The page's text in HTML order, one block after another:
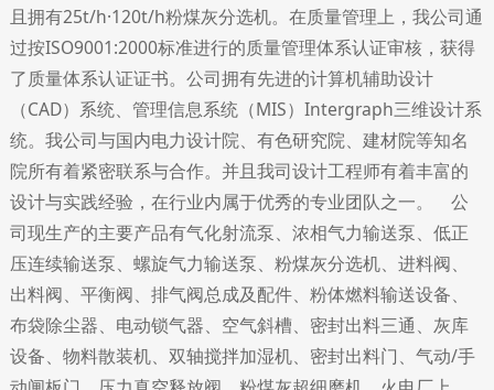
且拥有25t/h·120t/h粉煤灰分选机。在质量管理上，我公司通
过按ISO9001:2000标准进行的质量管理体系认证审核，获得
了质量体系认证证书。公司拥有先进的计算机辅助设计
（CAD）系统、管理信息系统（MIS）Intergraph三维设计系
统。我公司与国内电力设计院、有色研究院、建材院等知名
院所有着紧密联系与合作。并且我司设计工程师有着丰富的
设计与实践经验，在行业内属于优秀的专业团队之一。 公
司现生产的主要产品有气化射流泵、浓相气力输送泵、低正
压连续输送泵、螺旋气力输送泵、粉煤灰分选机、进料阀、
出料阀、平衡阀、排气阀总成及配件、粉体燃料输送设备、
布袋除尘器、电动锁气器、空气斜槽、密封出料三通、灰库
设备、物料散装机、双轴搅拌加湿机、密封出料门、气动/手